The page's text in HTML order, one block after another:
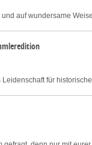
auf wundersame
Leidenschaft für